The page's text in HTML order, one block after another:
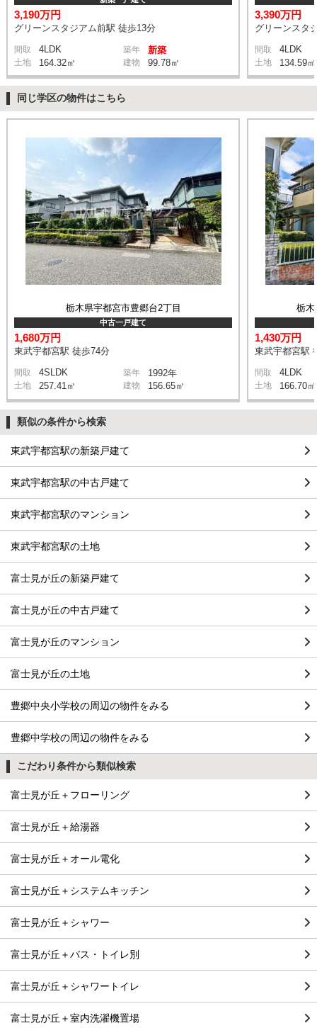
3,190万円
グリーンスタジアム前駅 徒歩13分
間取 4LDK 築年 新築
土地 164.32㎡ 建物 99.78㎡
3,390万円
グリーンスタ
間取 4LDK
土地 134.59㎡
同じ学区の物件はこちら
栃木県宇都宮市豊郷台2丁目
中古一戸建て
1,680万円
東武宇都宮駅 徒歩74分
間取 4SLDK 築年 1992年
土地 257.41㎡ 建物 156.65㎡
栃木
1,430万円
東武宇都宮駅
間取 4LDK
土地 166.70㎡
類似の条件から検索
東武宇都宮駅の新築戸建て
東武宇都宮駅の中古戸建て
東武宇都宮駅のマンション
東武宇都宮駅の土地
富士見が丘の新築戸建て
富士見が丘の中古戸建て
富士見が丘のマンション
富士見が丘の土地
豊郷中央小学校の周辺の物件をみる
豊郷中学校の周辺の物件をみる
こだわり条件から類似検索
富士見が丘＋フローリング
富士見が丘＋給湯器
富士見が丘＋オール電化
富士見が丘＋システムキッチン
富士見が丘＋シャワー
富士見が丘＋バス・トイレ別
富士見が丘＋シャワートイレ
富士見が丘＋室内洗濯機置場